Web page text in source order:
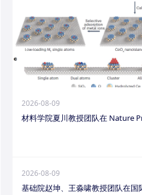
2026-08-09
材料学院夏川教授团队在 Nature
2026-08-09
基础院赵坤、王淼啸教授团队在